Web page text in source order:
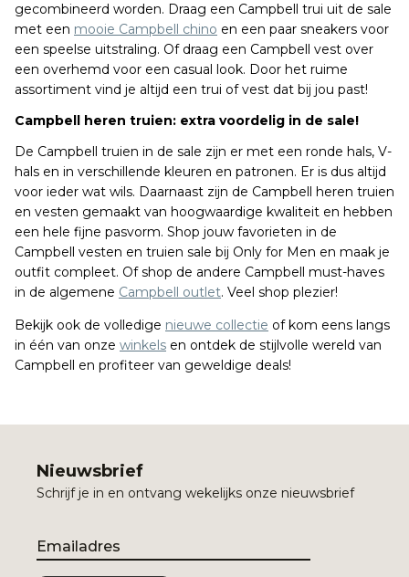
gecombineerd worden. Draag een Campbell trui uit de sale
met een mooie Campbell chino en een paar sneakers voor
een speelse uitstraling. Of draag een Campbell vest over
een overhemd voor een casual look. Door het ruime
assortiment vind je altijd een trui of vest dat bij jou past!
Campbell heren truien: extra voordelig in de sale!
De Campbell truien in de sale zijn er met een ronde hals, V-
hals en in verschillende kleuren en patronen. Er is dus altijd
voor ieder wat wils. Daarnaast zijn de Campbell heren truien
en vesten gemaakt van hoogwaardige kwaliteit en hebben
een hele fijne pasvorm. Shop jouw favorieten in de
Campbell vesten en truien sale bij Only for Men en maak je
outfit compleet. Of shop de andere Campbell must-haves
in de algemene Campbell outlet. Veel shop plezier!
Bekijk ook de volledige nieuwe collectie of kom eens langs
in één van onze winkels en ontdek de stijlvolle wereld van
Campbell en profiteer van geweldige deals!
Nieuwsbrief
Schrijf je in en ontvang wekelijks onze nieuwsbrief
Email